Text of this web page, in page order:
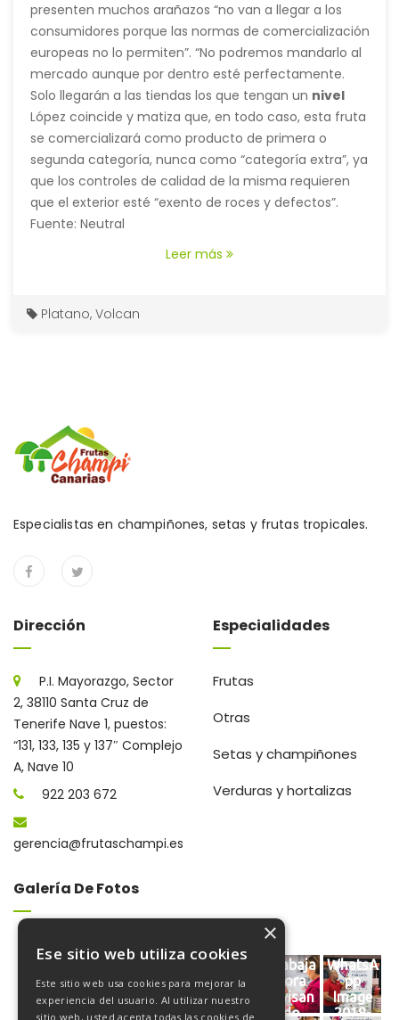
presenten muchos arañazos “no van a llegar a los
consumidores porque las normas de comercialización
europeas no lo permiten”. “No podremos mandarlo al
mercado aunque por dentro esté perfectamente.
Solo llegarán a las tiendas los que tengan un nivel
muy bajo de erosión. Se podrá ver alguna raya, pero
muy limitadas”, defienden.
López coincide y matiza que, en todo caso, esta fruta
se comercializará como producto de primera o
segunda categoría, nunca como “categoría extra”, ya
que los controles de calidad de la misma requieren
que el exterior esté “exento de roces y defectos”.
Fuente: Neutral
Leer más
Platano, Volcan
Especialistas en champiñones, setas y frutas tropicales.
Dirección
P.I. Mayorazgo, Sector
2, 38110 Santa Cruz de
Tenerife Nave 1, puestos:
“131, 133, 135 y 137″ Complejo
A, Nave 10
922 203 672
gerencia@frutaschampi.es
Especialidades
Frutas
Otras
Setas y champiñones
Verduras y hortalizas
Galería De Fotos
FRUTAS
CHAMPI
INSTAL
ACIONE
03
REPOR
T
FRUTAS
03
REPOR
T
FRUTAS
FRUTAS
CHAMPI
INSTAL
ACIONE
Trabaja
dora
revisan
do
WhatsA
pp
Image
2019-
×
Ese sitio web utiliza cookies
Este sitio web usa cookies para mejorar la
experiencia del usuario. Al utilizar nuestro
sitio web, usted acepta todas las cookies de